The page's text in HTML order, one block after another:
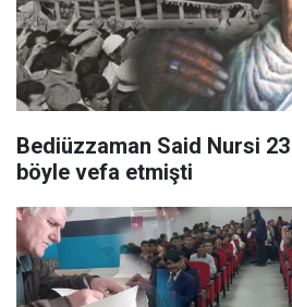
Bediüzzaman Said Nursi
böyle vefa etmişti